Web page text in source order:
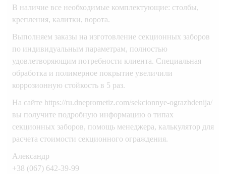
В наличие все необходимые комплектующие: столбы,
крепления, калитки, ворота.
Выполняем заказы на изготовление секционных заборов
по индивидуальным параметрам, полностью
удовлетворяющим потребности клиента. Специальная
обработка и полимерное покрытие увеличили
коррозионную стойкость в 5 раз.
На сайте https://ru.dneprometiz.com/sekcionnye-ograzhdenija/
вы получите подробную информацию о типах
секционных заборов, помощь менеджера, калькулятор для
расчета стоимости секционного ограждения.
Александр
+38 (067) 642-39-99